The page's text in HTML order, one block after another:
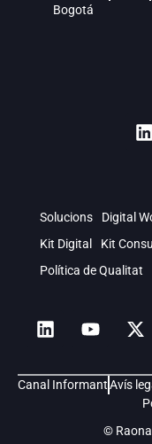
Bogotá
Solucions Digital
Kit Digital
Kit
Política de Qualitat
©
Canal InformantAvís